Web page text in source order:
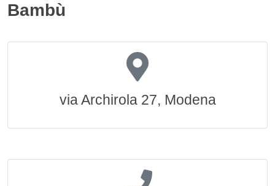
Bambù
via Archirola 27, Modena